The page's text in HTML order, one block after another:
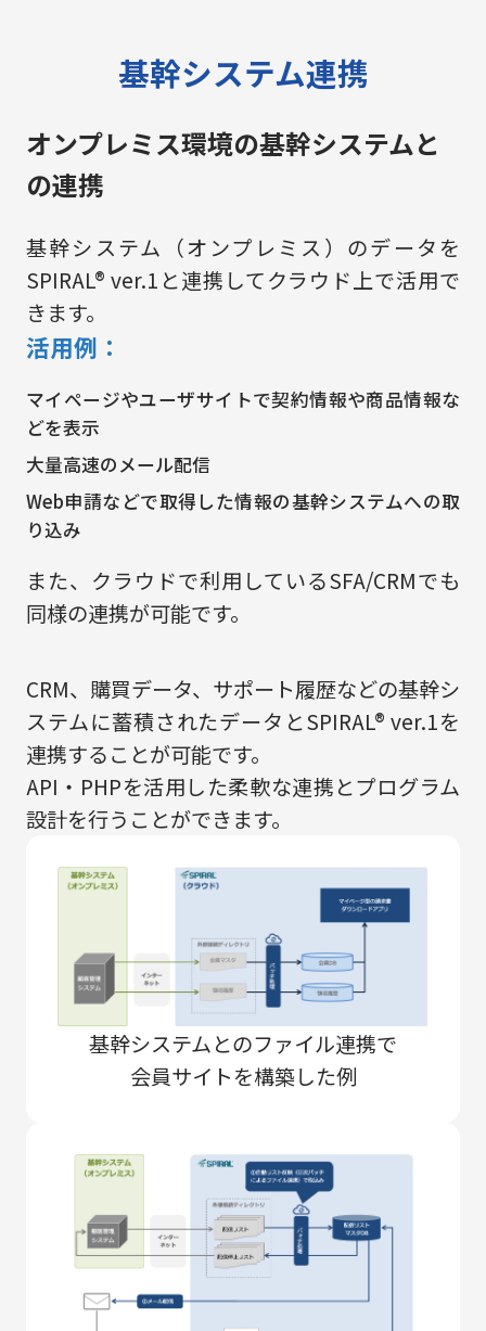
基幹システム連携
オンプレミス環境の基幹システムと
の連携
基幹システム（オンプレミス）のデータを
SPIRAL® ver.1と連携してクラウド上で活用で
きます。
活用例：
マイページやユーザサイトで契約情報や商品情報な
どを表示
大量高速のメール配信
Web申請などで取得した情報の基幹システムへの取
り込み
また、クラウドで利用しているSFA/CRMでも
同様の連携が可能です。
CRM、購買データ、サポート履歴などの基幹シ
ステムに蓄積されたデータとSPIRAL® ver.1を
連携することが可能です。
API・PHPを活用した柔軟な連携とプログラム
設計を行うことができます。
基幹システムとのファイル連携で
会員サイトを構築した例